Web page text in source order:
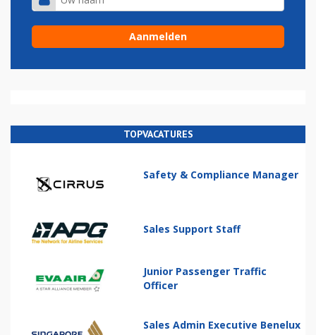
TOPVACATURES
Safety & Compliance Manager
Sales Support Staff
Junior Passenger Traffic
Officer
Sales Admin Executive Benelux